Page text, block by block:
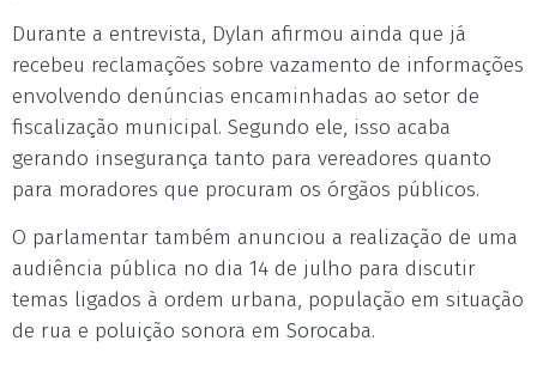
Durante a entrevista, Dylan afirmou ainda que já
recebeu reclamações sobre vazamento de informações
envolvendo denúncias encaminhadas ao setor de
fiscalização municipal. Segundo ele, isso acaba
gerando insegurança tanto para vereadores quanto
para moradores que procuram os órgãos públicos.
O parlamentar também anunciou a realização de uma
audiência pública no dia 14 de julho para discutir
temas ligados à ordem urbana, população em situação
de rua e poluição sonora em Sorocaba.